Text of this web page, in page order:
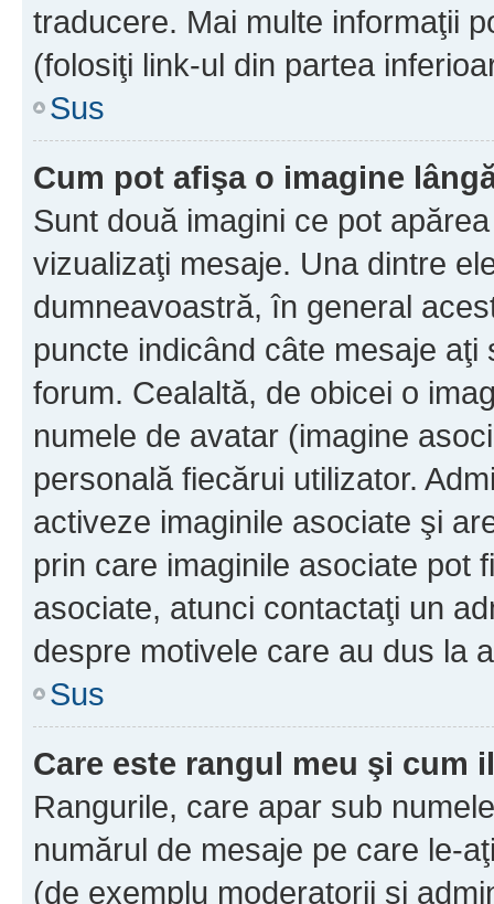
traducere. Mai multe informaţii
(folosiţi link-ul din partea
Sus
Cum pot afişa o imagine
Sunt două imagini ce pot
vizualizaţi mesaje. Una dintre
dumneavoastră, în general
puncte indicând câte mesaje
forum. Cealaltă, de obicei o
numele de avatar (imagine
personală fiecărui utilizator.
activeze imaginile asociate şi
prin care imaginile asociate pot
asociate, atunci contactaţi un
despre motivele care au dus la
Sus
Care este rangul meu şi cum
Rangurile, care apar sub
numărul de mesaje pe care le-
(de exemplu moderatorii şi